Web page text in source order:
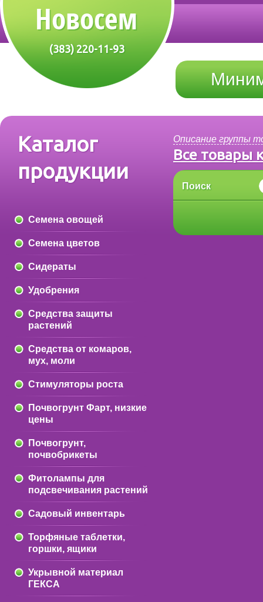
(383) 220-11-93
Каталог
продукции
Семена овощей
Семена цветов
Сидераты
Удобрения
Средства защиты
растений
Средства от комаров,
мух, моли
Стимуляторы роста
Почвогрунт Фарт, низкие
цены
Почвогрунт,
почвобрикеты
Фитолампы для
подсвечивания растений
Садовый инвентарь
Торфяные таблетки,
горшки, ящики
Укрывной материал
ГЕКСА
Описание группы
Все товары
Поиск